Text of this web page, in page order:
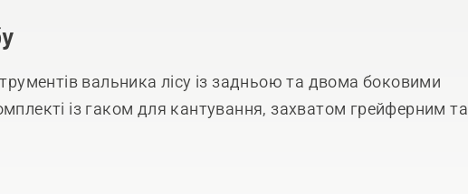
вальника лісу із задньою та двома боковими
із гаком для кантування, захватом грейферним та